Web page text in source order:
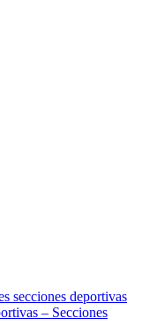
secciones deportivas
– Secciones